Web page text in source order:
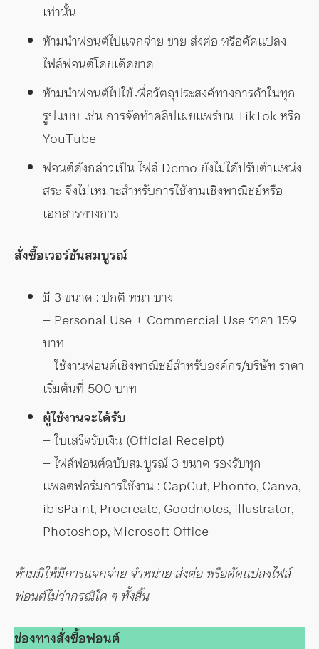
เท่านั้น
ห้ามนำฟอนต์ไปแจกจ่าย ขาย ส่งต่อ หรือดัดแปลง
ไฟล์ฟอนต์โดยเด็ดขาด
ห้ามนำฟอนต์ไปใช้เพื่อวัตถุประสงค์ทางการค้าในทุก
รูปแบบ เช่น การจัดทำคลิปเผยแพร่บน TikTok หรือ
YouTube
ฟอนต์ดังกล่าวเป็น ไฟล์ Demo ยังไม่ได้ปรับตำแหน่ง
สระ จึงไม่เหมาะสำหรับการใช้งานเชิงพาณิชย์หรือ
เอกสารทางการ
สั่งซื้อเวอร์ชันสมบูรณ์
มี 3 ขนาด : ปกติ หนา บาง
– Personal Use + Commercial Use ราคา 159
บาท
– ใช้งานฟอนต์เชิงพาณิชย์สำหรับองค์กร/บริษัท ราคา
เริ่มต้นที่ 500 บาท
ผู้ใช้งานจะได้รับ
– ใบเสร็จรับเงิน (Official Receipt)
– ไฟล์ฟอนต์ฉบับสมบูรณ์ 3 ขนาด รองรับทุก
แพลตฟอร์มการใช้งาน : CapCut, Phonto, Canva,
ibisPaint, Procreate, Goodnotes, illustrator,
Photoshop, Microsoft Office
ห้ามมิให้มีการแจกจ่าย จำหน่าย ส่งต่อ หรือดัดแปลงไฟล์
ฟอนต์ไม่ว่ากรณีใด ๆ ทั้งสิ้น
ช่องทางสั่งซื้อฟอนต์